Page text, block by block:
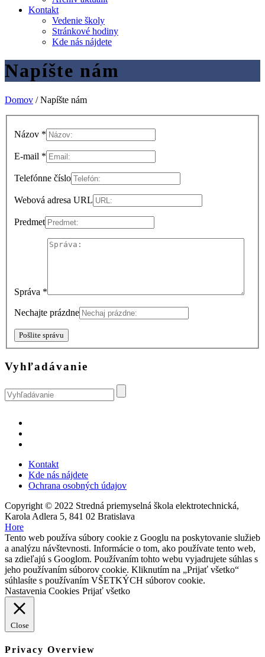
Kontakt
Vedenie školy
Stránkové hodiny
Kde nás nájdete
Napíšte nám
Domov /Napíšte nám
Názov *
E-mail *
Telefónne číslo
Webová adresa URL
Predmet
Správa *
Nechajte prázdne
Pošlite správu
Vyhľadávanie
Kontakt
Kde nás nájdete
Ochrana osobných údajov
Copyright © 2022 Stredná priemyselná škola elektrotechnická,
Karola Adlera 5, 841 02 Bratislava
Hore
Tento web používa súbory cookie z Googlu na poskytovanie služieb
a analýzu návštevnosti. Informácie o tom, ako používate tento web,
sa zdieľajú s Googlom. Používaním tohto webu vyjadrujete súhlas s
jeho používaním súborov cookie. Kliknutím na „Prijať všetko“
súhlasíte s používaním VŠETKÝCH súborov cookie.
Nastavenia Cookies Prijať všetko
Close
Privacy Overview